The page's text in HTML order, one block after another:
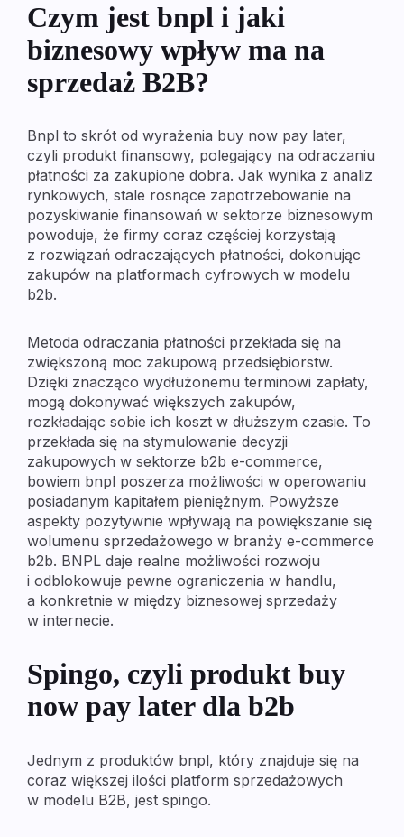
Czym jest bnpl i jaki
biznesowy wpływ ma na
sprzedaż B2B?
Bnpl to skrót od wyrażenia buy now pay later,
czyli produkt finansowy, polegający na odraczaniu
płatności za zakupione dobra. Jak wynika z analiz
rynkowych, stale rosnące zapotrzebowanie na
pozyskiwanie finansowań w sektorze biznesowym
powoduje, że firmy coraz częściej korzystają
z rozwiązań odraczających płatności, dokonując
zakupów na platformach cyfrowych w modelu
b2b.
Metoda odraczania płatności przekłada się na
zwiększoną moc zakupową przedsiębiorstw.
Dzięki znacząco wydłużonemu terminowi zapłaty,
mogą dokonywać większych zakupów,
rozkładając sobie ich koszt w dłuższym czasie. To
przekłada się na stymulowanie decyzji
zakupowych w sektorze b2b e-commerce,
bowiem bnpl poszerza możliwości w operowaniu
posiadanym kapitałem pieniężnym. Powyższe
aspekty pozytywnie wpływają na powiększanie się
wolumenu sprzedażowego w branży e-commerce
b2b. BNPL daje realne możliwości rozwoju
i odblokowuje pewne ograniczenia w handlu,
a konkretnie w między biznesowej sprzedaży
w internecie.
Spingo, czyli produkt buy
now pay later dla b2b
Jednym z produktów bnpl, który znajduje się na
coraz większej ilości platform sprzedażowych
w modelu B2B, jest spingo.